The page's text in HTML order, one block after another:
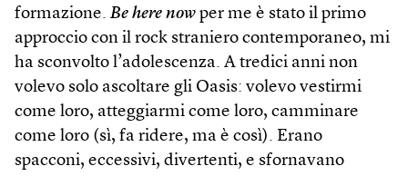
formazione. Be here now per me è stato il primo
approccio con il rock straniero contemporaneo, mi
ha sconvolto l’adolescenza. A tredici anni non
volevo solo ascoltare gli Oasis: volevo vestirmi
come loro, atteggiarmi come loro, camminare
come loro (sì, fa ridere, ma è così). Erano
spacconi, eccessivi, divertenti, e sfornavano